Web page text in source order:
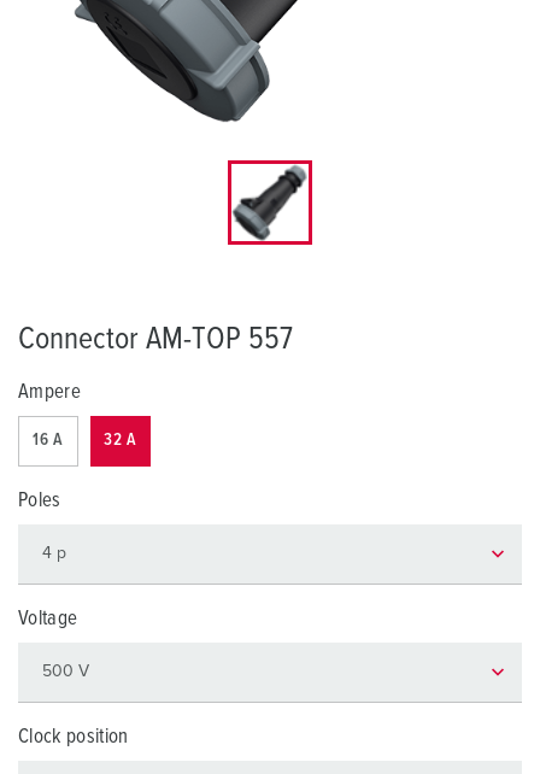
Connector AM-TOP 557
Ampere
16 A 32 A
Poles
Voltage
Clock position